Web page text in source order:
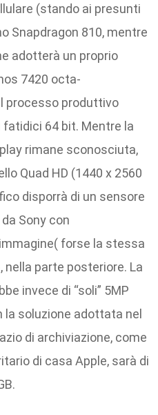
(stando ai presunti
Snapdragon 810, mentre
adotterà un proprio
7420 octa-
processo produttivo
64 bit. Mentre la
rimane sconosciuta,
Quad HD (1440 x 2560
disporrà di un sensore
Sony con
forse la stessa
parte posteriore. La
invece di “soli” 5MP
la soluzione adottata nel
di archiviazione, come
di casa Apple, sarà di